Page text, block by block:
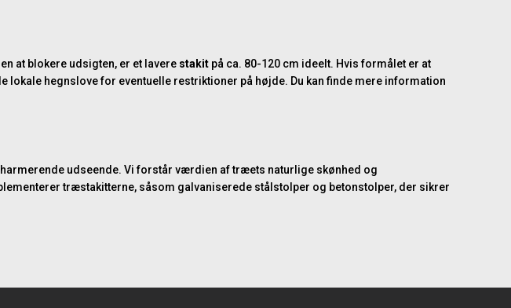
at blokere udsigten, er et lavere stakit på ca. 80-120 cm ideelt. Hvis formålet er at
lokale hegnslove for eventuelle restriktioner på højde. Du kan finde mere information
udseende. Vi forstår værdien af træets naturlige skønhed og
træstakitterne, såsom galvaniserede stålstolper og betonstolper, der sikrer